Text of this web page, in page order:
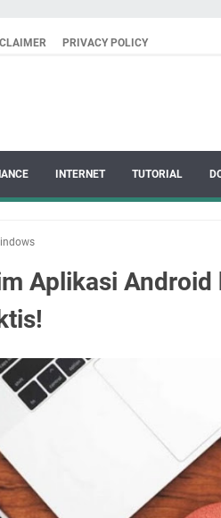
PRIVACY POLICY
INTERNET TUTORIAL
Aplikasi Android